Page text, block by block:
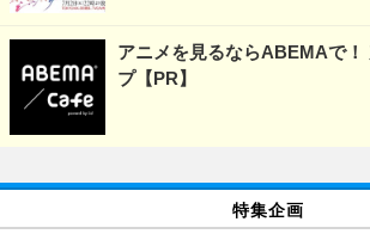
アニメを見るならABEMAで！
プ【PR】
特集企画